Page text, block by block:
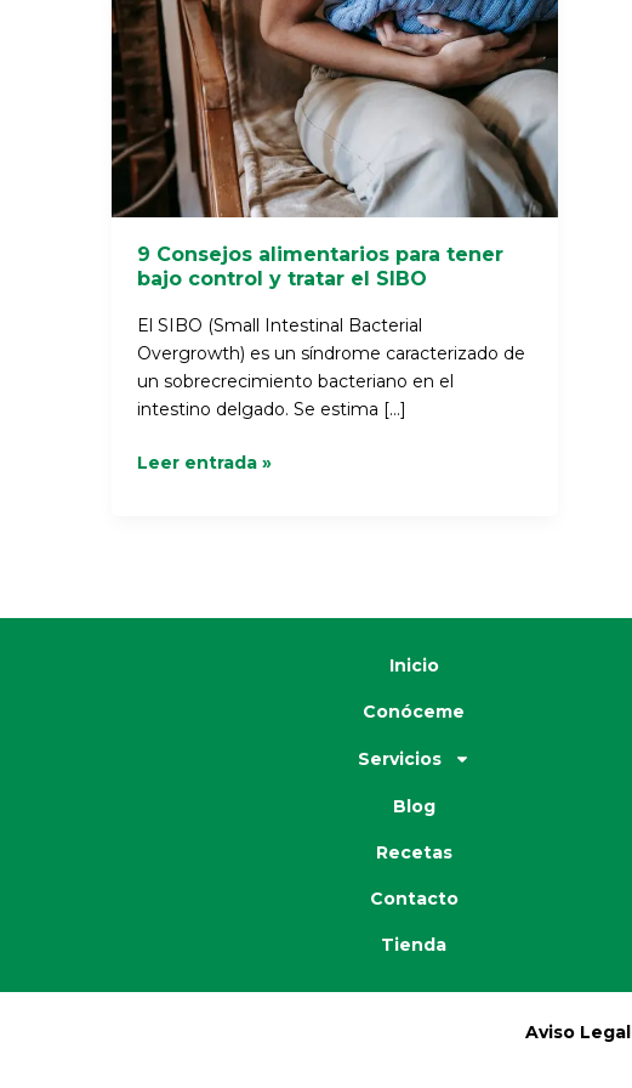
9 Consejos alimentarios para tener
bajo control y tratar el SIBO
El SIBO (Small Intestinal Bacterial
Overgrowth) es un síndrome caracterizado de
un sobrecrecimiento bacteriano en el
intestino delgado. Se estima […]
para
tener
bajo
control
tratar
el
SIBO
Leer entrada »
Inicio
Conóceme
Servicios
Blog
Recetas
Contacto
Tienda
Aviso Legal